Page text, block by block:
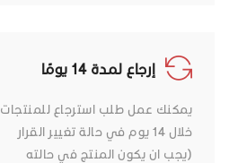
إرجاع لمدة 14 يومًا
يمكنك عمل طلب استرجاع للمنتجات
خلال 14 يوم في حالة تغيير القرار
(يجب ان يكون المنتج في حالته